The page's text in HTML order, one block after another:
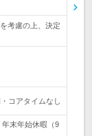
考慮の上、決定
コアタイムなし
末年始休暇（9